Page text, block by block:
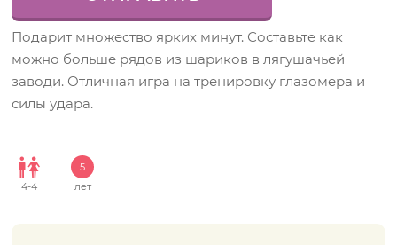
Подарит множество ярких минут. Составьте как
можно больше рядов из шариков в лягушачьей
заводи. Отличная игра на тренировку глазомера и
силы удара.
4-4
5
лет